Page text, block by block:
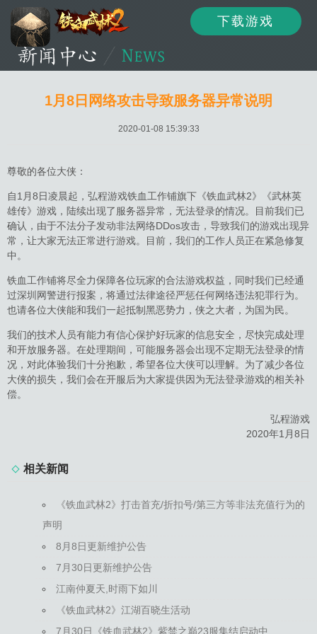
下载游戏
1月8日网络攻击导致服务器异常说明
2020-01-08 15:39:33
尊敬的各位大侠：
自1月8日凌晨起，弘程游戏铁血工作铺旗下《铁血武林2》《武林英
雄传》游戏，陆续出现了服务器异常，无法登录的情况。目前我们已
确认，由于不法分子发动非法网络DDos攻击，导致我们的游戏出现异
常，让大家无法正常进行游戏。目前，我们的工作人员正在紧急修复
中。
铁血工作铺将尽全力保障各位玩家的合法游戏权益，同时我们已经通
过深圳网警进行报案，将通过法律途径严惩任何网络违法犯罪行为。
也请各位大侠能和我们一起抵制黑恶势力，侠之大者，为国为民。
我们的技术人员有能力有信心保护好玩家的信息安全，尽快完成处理
和开放服务器。在处理期间，可能服务器会出现不定期无法登录的情
况，对此体验我们十分抱歉，希望各位大侠可以理解。为了减少各位
大侠的损失，我们会在开服后为大家提供因为无法登录游戏的相关补
偿。
弘程游戏
2020年1月8日
相关新闻
《铁血武林2》打击首充/折扣号/第三方等非法充值行为的
声明
8月8日更新维护公告
7月30日更新维护公告
江南仲夏天,时雨下如川
《铁血武林2》江湖百晓生活动
7月30日《铁血武林2》紫禁之巅23服集结启动中
资讯
论坛 下载 客服